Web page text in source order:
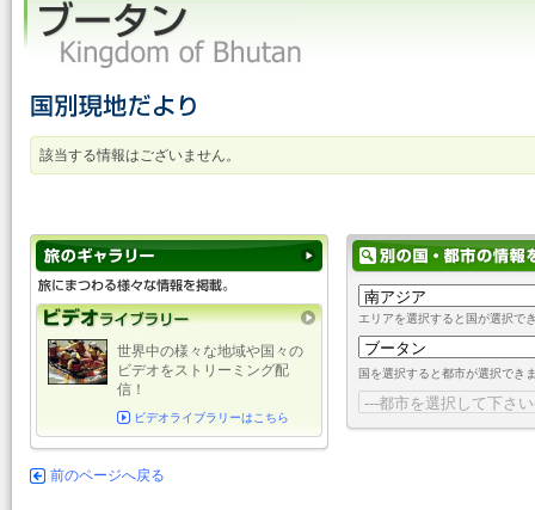
該当する情報はございません。
エリアを選択すると国が選択で
国を選択すると都市が選択でき
世界中の様々な地域や国々の
ビデオをストリーミング配
信！
ビデオライブラリーはこちら
前のページへ戻る